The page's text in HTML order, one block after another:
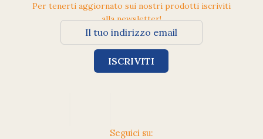
Per tenerti aggiornato sui nostri prodotti iscriviti
alla newsletter!
Seguici su: